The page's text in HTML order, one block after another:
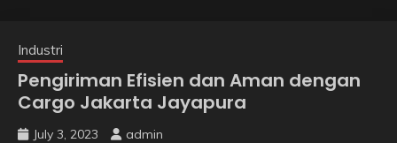
Industri
Pengiriman Efisien dan Aman dengan
Cargo Jakarta Jayapura
July 3, 2023 admin